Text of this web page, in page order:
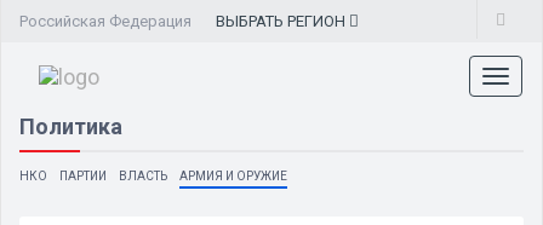
Российская Федерация ВЫБРАТЬ РЕГИОН
Политика
НКО ПАРТИИ ВЛАСТЬ АРМИЯ И ОРУЖИЕ